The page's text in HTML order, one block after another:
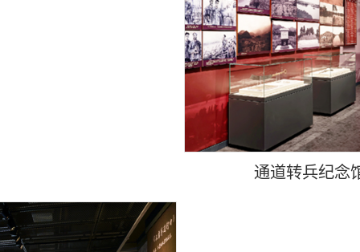
通道转兵纪念